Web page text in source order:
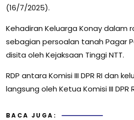
(16/7/2025).
Kehadiran Keluarga Konay dalam
sebagian persoalan tanah Pagar
disita oleh Kejaksaan Tinggi NTT.
RDP antara Komisi III DPR RI dan
langsung oleh Ketua Komisi III DPR
BACA JUGA: